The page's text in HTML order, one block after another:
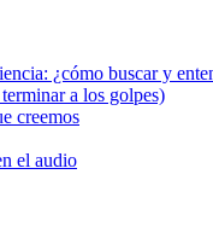
¿cómo buscar y
a los golpes)
creemos
el audio